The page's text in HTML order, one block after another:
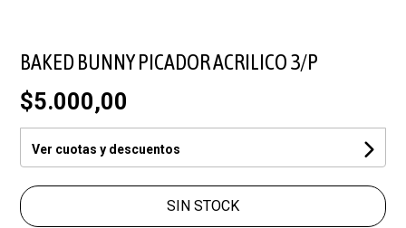
BAKED BUNNY PICADOR ACRILICO 3/P
$5.000,00
Ver cuotas y descuentos
SIN STOCK